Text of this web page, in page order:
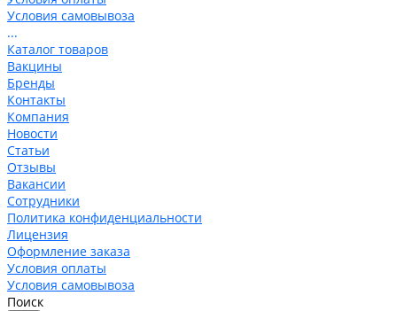
Условия самовывоза
...
Каталог товаров
Вакцины
Бренды
Контакты
Компания
Новости
Статьи
Отзывы
Вакансии
Сотрудники
Политика конфиденциальности
Лицензия
Оформление заказа
Условия оплаты
Условия самовывоза
Поиск